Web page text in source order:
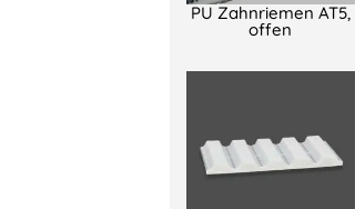
PU Zahnriemen AT5,
offen